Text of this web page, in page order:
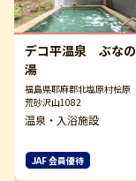
デコ平温泉 ぶなの
湯
福島県耶麻郡北塩原村桧原
荒砂沢山1082
温泉・入浴施設
JAF 会員優待